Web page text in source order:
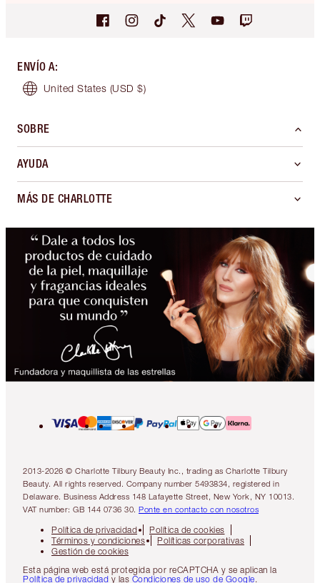
ENVÍO A:
United States (USD $)
SOBRE
AYUDA
MÁS DE CHARLOTTE
2013-2026 © Charlotte Tilbury Beauty Inc., trading as Charlotte Tilbury
Beauty. All rights reserved. Company number 5493834, registered in
Delaware. Business Address 148 Lafayette Street, New York, NY 10013.
VAT number: GB 144 0736 30. Ponte en contacto con nosotros
Política de privacidad
Política de cookies
Términos y condiciones
Políticas corporativas
Gestión de cookies
Esta página web está protegida por reCAPTCHA y se aplican la
Política de privacidad y las Condiciones de uso de Google.